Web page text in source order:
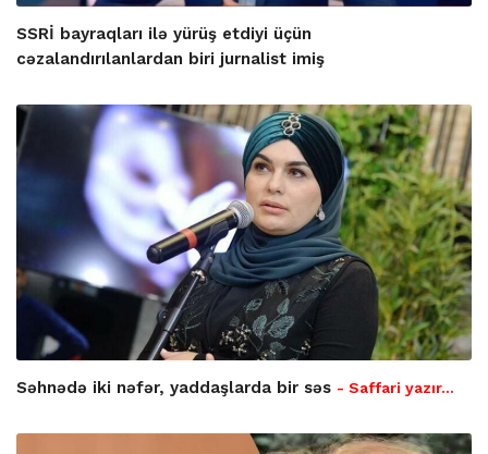
SSRİ bayraqları ilə yürüş etdiyi üçün
cəzalandırılanlardan biri jurnalist imiş
Səhnədə iki nəfər, yaddaşlarda bir səs - Saffari yazır…